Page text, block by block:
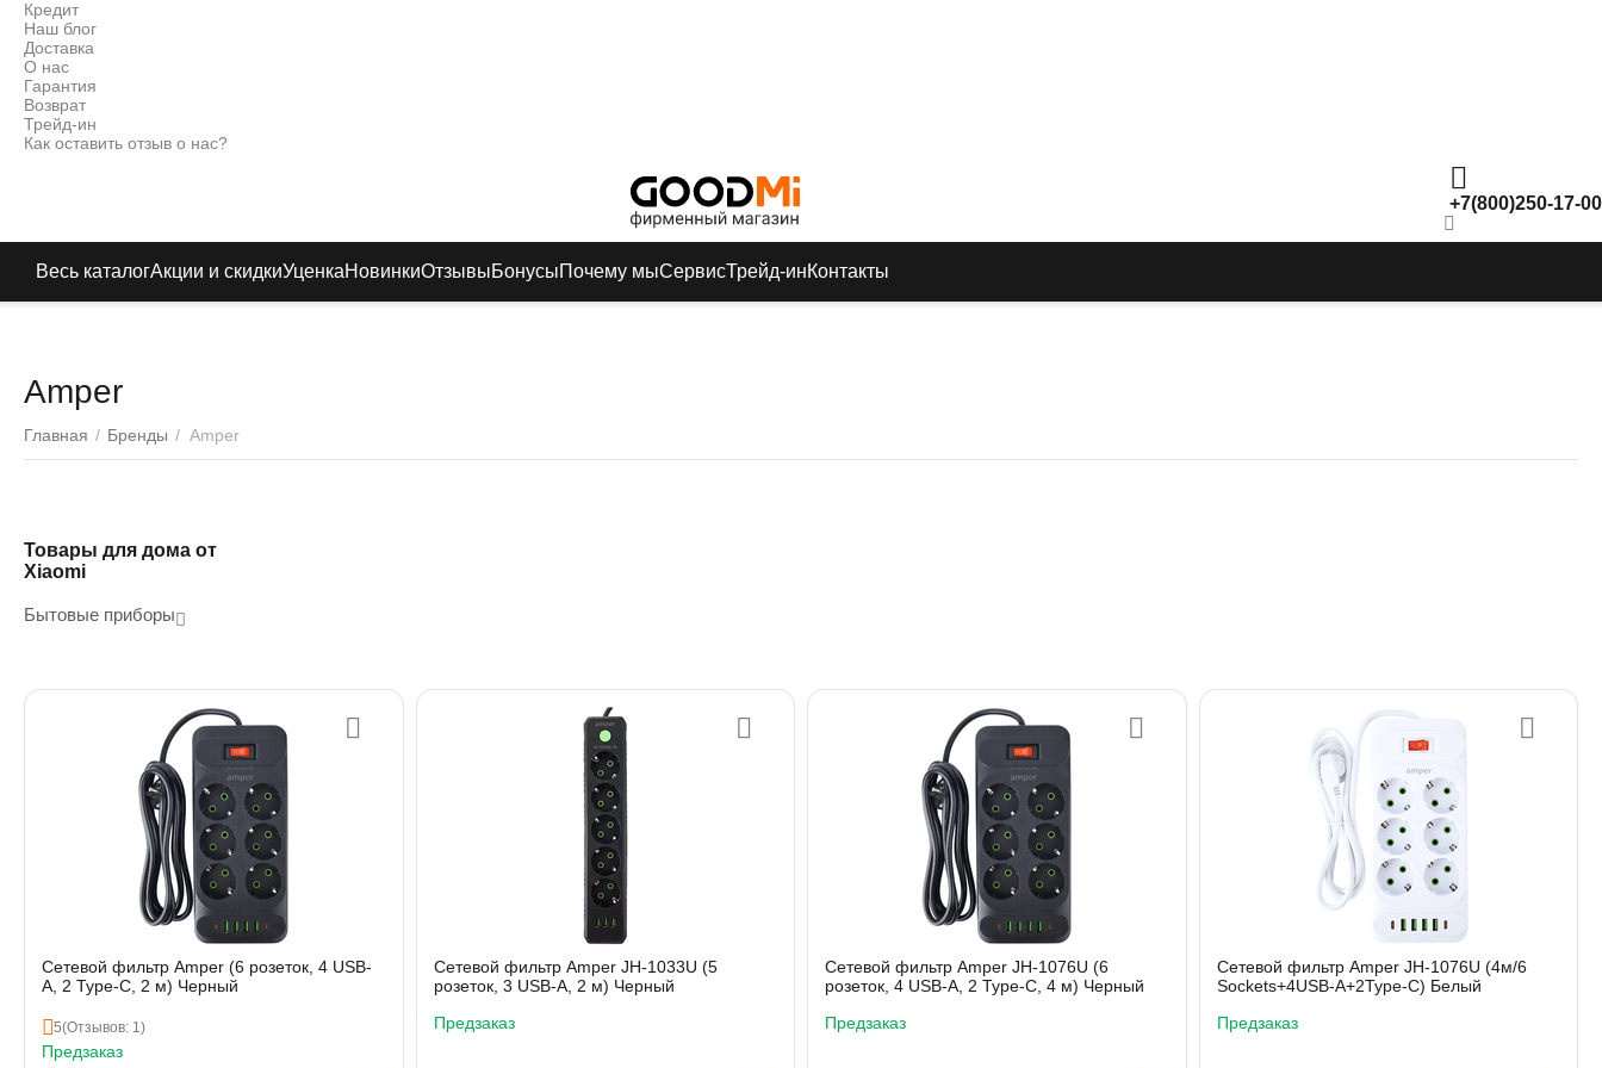
Кредит
Наш блог
Доставка
О нас
Гарантия
Возврат
Трейд-ин
Как оставить отзыв о нас?
+7(800)250-17-00
Весь каталогАкции и скидкиУценкаНовинкиОтзывыБонусыПочему мыСервисТрейд-инКонтакты
Amper
Главная / Бренды / Amper
Товары для дома от
Xiaomi
Бытовые приборы
Сетевой фильтр Amper (6 розеток, 4 USB-
A, 2 Type-C, 2 м) Черный
5(Отзывов: 1)
Предзаказ
Сетевой фильтр Amper JH-1033U (5
розеток, 3 USB-A, 2 м) Черный
Предзаказ
Сетевой фильтр Amper JH-1076U (6
розеток, 4 USB-A, 2 Type-C, 4 м) Черный
Предзаказ
Сетевой фильтр Amper JH-1076U (4м/6
Sockets+4USB-A+2Type-C) Белый
Предзаказ